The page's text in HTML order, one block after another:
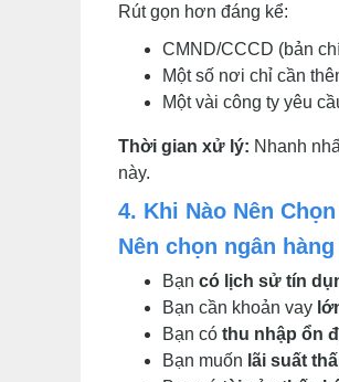
Rút gọn hơn đáng kể:
CMND/CCCD (bản
Một số nơi chỉ cần
Một vài công ty yêu
Thời gian xử lý: Nhanh
này.
4. Khi Nào Nên
Nên chọn ngân
Bạn có lịch sử tín
Bạn cần khoản vay
Bạn có thu nhập ổn
Bạn muốn lãi suất